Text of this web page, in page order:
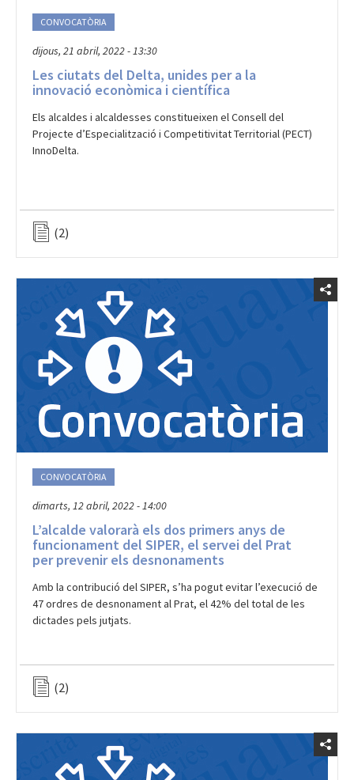
CONVOCATÒRIA
dijous, 21 abril, 2022 - 13:30
Les ciutats del Delta, unides per a la
innovació econòmica i científica
Els alcaldes i alcaldesses constitueixen el Consell del
Projecte d’Especialització i Competitivitat Territorial (PECT)
InnoDelta.
(2)
CONVOCATÒRIA
dimarts, 12 abril, 2022 - 14:00
L’alcalde valorarà els dos primers anys de
funcionament del SIPER, el servei del Prat
per prevenir els desnonaments
Amb la contribució del SIPER, s’ha pogut evitar l’execució de
47 ordres de desnonament al Prat, el 42% del total de les
dictades pels jutjats.
(2)